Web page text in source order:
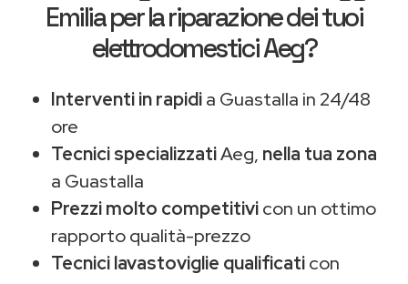
Emiliaper la riparazione dei tuoi
elettrodomestici Aeg?
Interventi in rapidia Guastalla in 24/48
ore
Tecnici specializzatiAeg, nella tua zona
a Guastalla
Prezzi molto competitivicon un ottimo
rapporto qualità-prezzo
Tecnici lavastoviglie qualificaticon